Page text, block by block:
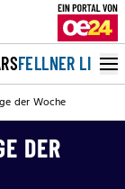
FELLNER LIVE
der Woche
DER